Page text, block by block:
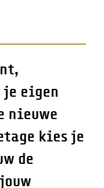
eigen
nieuwe
kies je
de